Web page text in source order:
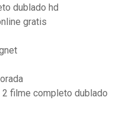
dublado hd
gratis
filme completo dublado